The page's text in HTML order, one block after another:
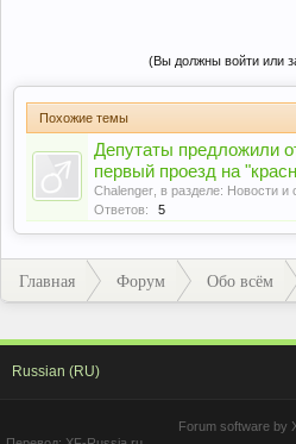
(Вы должны войти или
Похожие темы
Депутаты предложили
первый проезд на
Chalenger , в разделе: Новости и
Ответов:
5
Главная Форум Обо всём
Russian (RU)
Forum software by